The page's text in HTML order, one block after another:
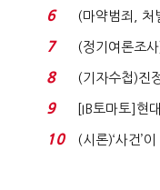
31.0%…오차
6
(마약범죄,
독)"마약은
7
(정기여론조
'송영길'…정
8
(기자수첩)진
께'일 때 완성
9
[IB토마토]현
전기료 부담…
10
(시론)‘사건’